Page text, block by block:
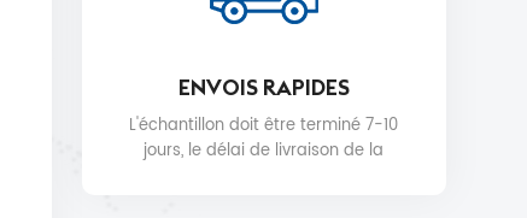
ENVOIS RAPIDES
L'échantillon doit être terminé 7-10
jours, le délai de livraison de la